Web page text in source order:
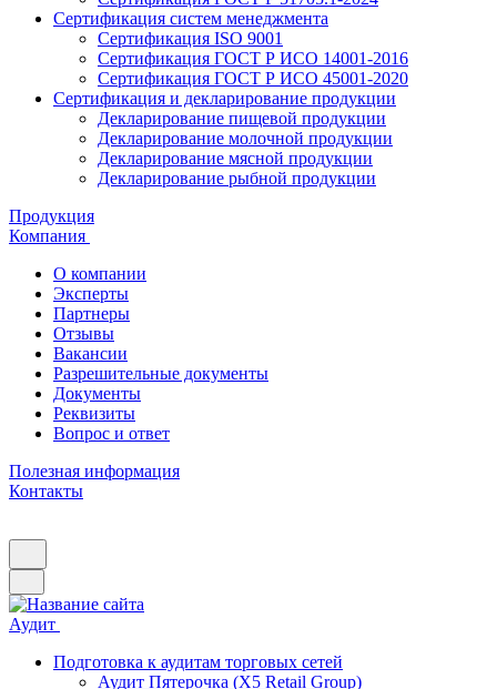
Сертификация систем менеджмента
Сертификация ISO 9001
Сертификация ГОСТ Р ИСО 14001-2016
Сертификация ГОСТ Р ИСО 45001-2020
Сертификация и декларирование продукции
Декларирование пищевой продукции
Декларирование молочной продукции
Декларирование мясной продукции
Декларирование рыбной продукции
Продукция
Компания
О компании
Эксперты
Партнеры
Отзывы
Вакансии
Разрешительные документы
Документы
Реквизиты
Вопрос и ответ
Полезная информация
Контакты
Аудит
Подготовка к аудитам торговых сетей
Аудит Пятерочка (X5 Retail Group)